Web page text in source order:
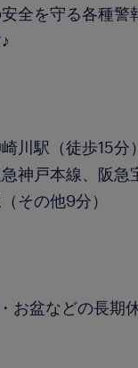
全を守る各種
川駅（徒歩15分）
神戸本線、阪急
その他9分）
お盆などの長期